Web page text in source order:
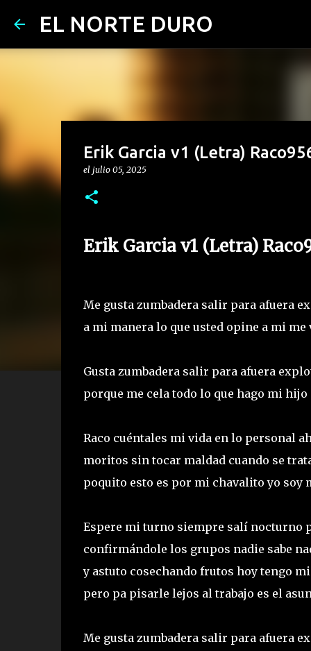
EL NORTE DURO
Erik Garcia v1 (Letra)
el julio 05, 2025
Erik Garcia v1 (Letra)
Me gusta zumbadera salir para afuera
a mi manera lo que usted opine a mi me
Gusta zumbadera salir para afuera
porque me cela todo lo que hago mi
Raco cuéntales mi vida en lo personal
moritos sin tocar maldad cuando se
poquito esto es por mi chavalito yo soy
Espere mi turno siempre salí nocturno
confirmándole los grupos nadie sabe
y astuto cosechando frutos hoy tengo
pero pa pisarle lejos al trabajo es el
Me gusta zumbadera salir para afuera